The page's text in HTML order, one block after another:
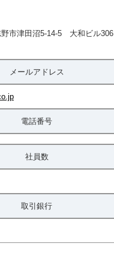
市津田沼5-14-5 大和ビル306
メールアドレス
電話番号
社員数
取引銀行